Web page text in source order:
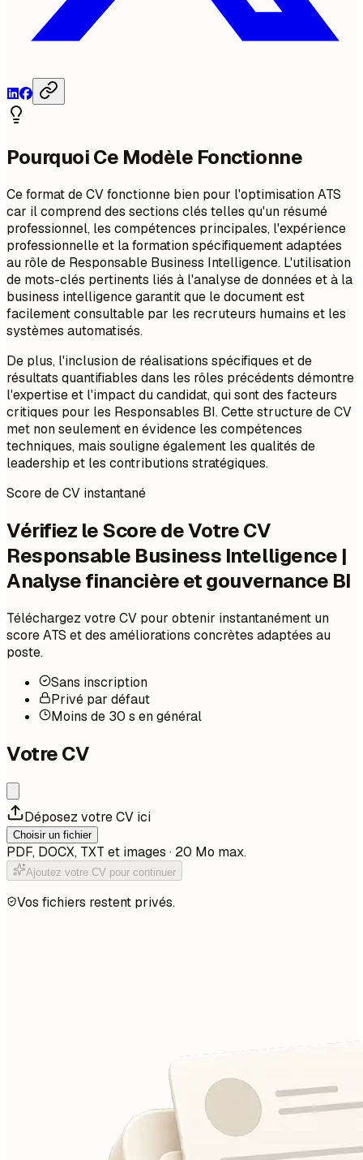
Pourquoi Ce Modèle Fonctionne
Ce format de CV fonctionne bien pour l'optimisation ATS
car il comprend des sections clés telles qu'un résumé
professionnel, les compétences principales, l'expérience
professionnelle et la formation spécifiquement adaptées
au rôle de Responsable Business Intelligence. L'utilisation
de mots-clés pertinents liés à l'analyse de données et à la
business intelligence garantit que le document est
facilement consultable par les recruteurs humains et les
systèmes automatisés.
De plus, l'inclusion de réalisations spécifiques et de
résultats quantifiables dans les rôles précédents démontre
l'expertise et l'impact du candidat, qui sont des facteurs
critiques pour les Responsables BI. Cette structure de CV
met non seulement en évidence les compétences
techniques, mais souligne également les qualités de
leadership et les contributions stratégiques.
Score de CV instantané
Vérifiez le Score de Votre CV
Responsable Business Intelligence |
Analyse financière et gouvernance BI
Téléchargez votre CV pour obtenir instantanément un
score ATS et des améliorations concrètes adaptées au
poste.
Sans inscription
Privé par défaut
Moins de 30 s en général
Votre CV
Déposez votre CV ici
Choisir un fichier
PDF, DOCX, TXT et images · 20 Mo max.
Ajoutez votre CV pour continuer
Vos fichiers restent privés.